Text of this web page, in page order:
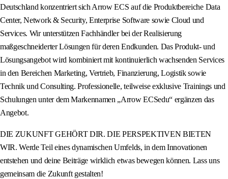
Deutschland konzentriert sich Arrow ECS auf die Produktbereiche Data
Center, Network & Security, Enterprise Software sowie Cloud und
Services. Wir unterstützen Fachhändler bei der Realisierung
maßgeschneiderter Lösungen für deren Endkunden. Das Produkt- und
Lösungsangebot wird kombiniert mit kontinuierlich wachsenden Services
in den Bereichen Marketing, Vertrieb, Finanzierung, Logistik sowie
Technik und Consulting. Professionelle, teilweise exklusive Trainings und
Schulungen unter dem Markennamen „Arrow ECSedu“ ergänzen das
Angebot.
DIE ZUKUNFT GEHÖRT DIR. DIE PERSPEKTIVEN BIETEN
WIR. Werde Teil eines dynamischen Umfelds, in dem Innovationen
entstehen und deine Beiträge wirklich etwas bewegen können. Lass uns
gemeinsam die Zukunft gestalten!